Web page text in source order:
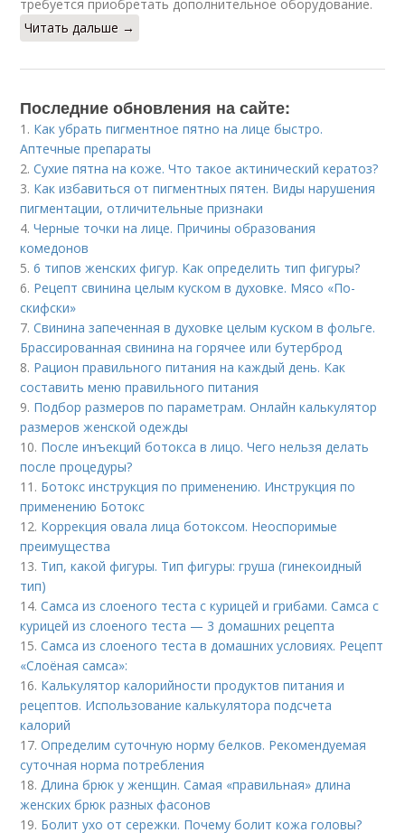
требуется приобретать дополнительное оборудование.
Читать дальше →
Последние обновления на сайте:
1. Как убрать пигментное пятно на лице быстро.
Аптечные препараты
2.Сухие пятна на коже. Что такое актинический кератоз?
3. Как избавиться от пигментных пятен. Виды нарушения
пигментации, отличительные признаки
4.Черные точки на лице. Причины образования
комедонов
5.6 типов женских фигур. Как определить тип фигуры?
6. Рецепт свинина целым куском в духовке. Мясо «По-
скифски»
7.Свинина запеченная в духовке целым куском в фольге.
Брассированная свинина на горячее или бутерброд
8. Рацион правильного питания на каждый день. Как
составить меню правильного питания
9. Подбор размеров по параметрам. Онлайн калькулятор
размеров женской одежды
10. После инъекций бoтoкса в лицо. Чего нельзя делать
после процедуры?
11. Ботокс инструкция по применению. Инструкция по
применению Ботокс
12. Коррекция овала лица ботоксом. Неоспоримые
преимущества
13. Тип, какой фигуры. Тип фигуры: груша (гинекоидный
тип)
14.Самса из слоеного теста с курицей и грибами. Самса с
курицей из слоеного теста — 3 домашних рецепта
15.Самса из слоеного теста в домашних условиях. Рецепт
«Слоёная самса»:
16. Калькулятор калорийности продуктов питания и
рецептов. Использование калькулятора подсчета
калорий
17.Определим суточную норму белков. Рекомендуемая
суточная норма потребления
18.Длина брюк у женщин. Самая «правильная» длина
женских брюк разных фасонов
19. Болит ухо от сережки. Почему болит кожа головы?